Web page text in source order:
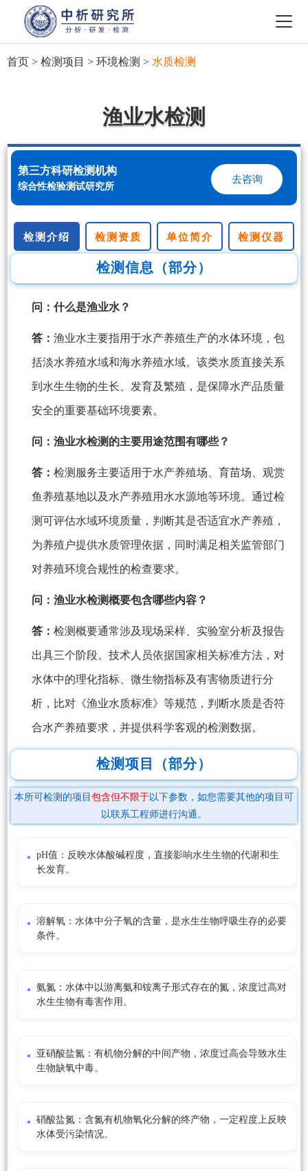
首页 > 检测项目 > 环境检测 > 水质检测
渔业水检测
第三方科研检测机构
综合性检验测试研究所
去咨询
检测介绍 检测资质 单位简介 检测仪器
检测信息（部分）
问：什么是渔业水？
答： 渔业水主要指用于水产养殖生产的水体环境，包
括淡水养殖水域和海水养殖水域。该类水质直接关系
到水生生物的生长、发育及繁殖，是保障水产品质量
安全的重要基础环境要素。
问：渔业水检测的主要用途范围有哪些？
答： 检测服务主要适用于水产养殖场、育苗场、观赏
鱼养殖基地以及水产养殖用水水源地等环境。通过检
测可评估水域环境质量，判断其是否适宜水产养殖，
为养殖户提供水质管理依据，同时满足相关监管部门
对养殖环境合规性的检查要求。
问：渔业水检测概要包含哪些内容？
答： 检测概要通常涉及现场采样、实验室分析及报告
出具三个阶段。技术人员依据国家相关标准方法，对
水体中的理化指标、微生物指标及有害物质进行分
析，比对《渔业水质标准》等规范，判断水质是否符
合水产养殖要求，并提供科学客观的检测数据。
检测项目（部分）
本所可检测的项目 包含但不限于以下参数，如您需要其他的项目可
以联系工程师进行沟通。
pH值：反映水体酸碱程度，直接影响水生生物的代谢和生
长发育。
溶解氧：水体中分子氧的含量，是水生生物呼吸生存的必要
条件。
氨氮：水体中以游离氨和铵离子形式存在的氮，浓度过高对
水生生物有毒害作用。
亚硝酸盐氮：有机物分解的中间产物，浓度过高会导致水生
生物缺氧中毒。
硝酸盐氮：含氮有机物氧化分解的终产物，一定程度上反映
水体受污染情况。